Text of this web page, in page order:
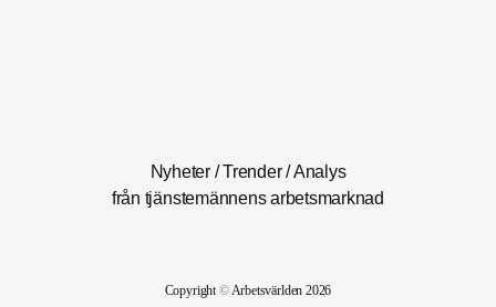
Nyheter / Trender / Analys
från tjänstemännens arbetsmarknad
Copyright©Arbetsvärlden 2026